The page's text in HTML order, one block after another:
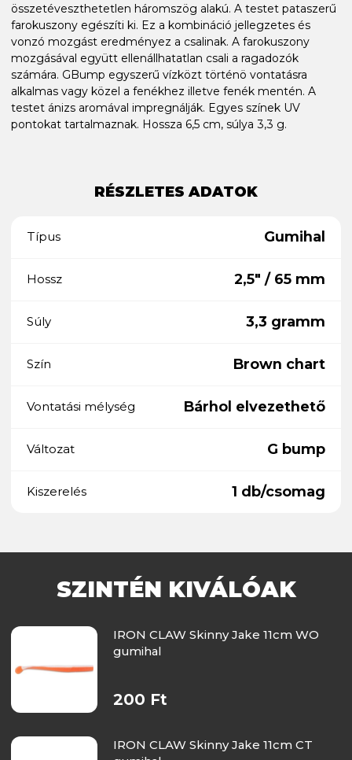
összetéveszthetetlen háromszög alakú. A testet pataszerű
farokuszony egészíti ki. Ez a kombináció jellegzetes és
vonzó mozgást eredményez a csalinak. A farokuszony
mozgásával együtt ellenállhatatlan csali a ragadozók
számára. GBump egyszerű vízközt történö vontatásra
alkalmas vagy közel a fenékhez illetve fenék mentén. A
testet ánizs aromával impregnálják. Egyes színek UV
pontokat tartalmaznak. Hossza 6,5 cm, súlya 3,3 g.
RÉSZLETES ADATOK
Típus Gumihal
Hossz 2,5" / 65 mm
Súly 3,3 gramm
Szín Brown chart
Vontatási mélység Bárhol elvezethető
Változat G bump
Kiszerelés 1 db/csomag
SZINTÉN KIVÁLÓAK
IRON CLAW Skinny Jake 11cm WO
gumihal
200 Ft
IRON CLAW Skinny Jake 11cm CT